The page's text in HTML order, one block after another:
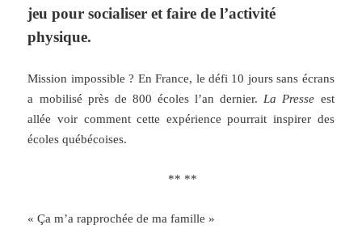
jeu pour socialiser et faire de l’activité
physique.
Mission impossible ? En France, le défi 10 jours sans écrans
a mobilisé près de 800 écoles l’an dernier.La Presse est
allée voir comment cette expérience pourrait inspirer des
écoles québécoises.
** **
« Ça m’a rapprochée de ma famille »